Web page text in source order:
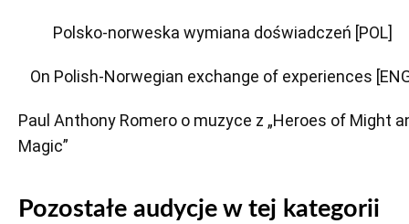
Polsko-norweska wymiana doświadczeń [POL]
On Polish-Norwegian exchange of experiences
Paul Anthony Romero o muzyce z „Heroes of Might
Magic”
Pozostałe audycje w tej kategorii